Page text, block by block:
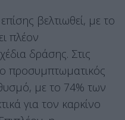
βελτιωθεί, με το
πλέον
δράσης. Στις
προσυμπτωματικός
με το 74% των
για τον καρκίνο